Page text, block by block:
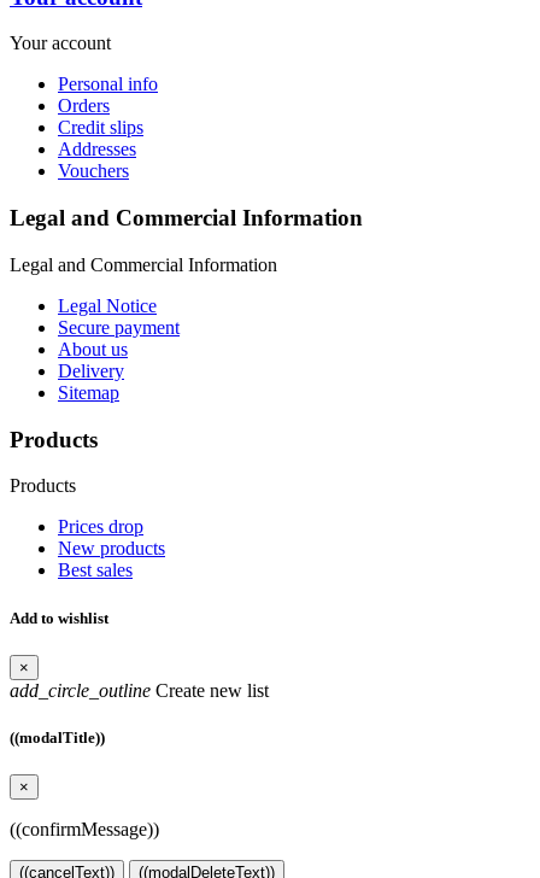
Your account
Personal info
Orders
Credit slips
Addresses
Vouchers
Legal and Commercial Information
Legal and Commercial Information
Legal Notice
Secure payment
About us
Delivery
Sitemap
Products
Products
Prices drop
New products
Best sales
Add to wishlist
×
add_circle_outline Create new list
((modalTitle))
×
((confirmMessage))
((cancelText)) ((modalDeleteText))